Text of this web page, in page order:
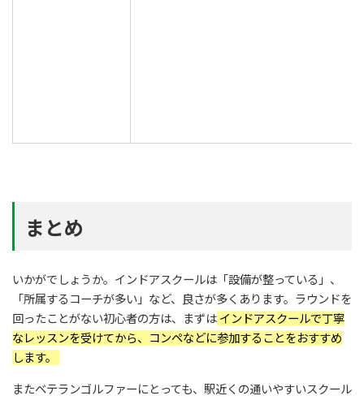
まとめ
いかがでしょうか。インドアスクールは「設備が整っている」、
「所属するコーチが多い」など、良さが多くあります。ラウンドを
回ったことがない初心者の方は、まずは インドアスクールで丁寧
なレッスンを受けてから、コンペなどに参加することをおすすめ
します。
またベテランゴルファーにとっても、駅近くの通いやすいスクール